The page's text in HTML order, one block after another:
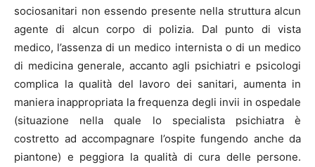
sociosanitari non essendo presente nella struttura alcun
agente di alcun corpo di polizia. Dal punto di vista
medico, l’assenza di un medico internista o di un medico
di medicina generale, accanto agli psichiatri e psicologi
complica la qualità del lavoro dei sanitari, aumenta in
maniera inappropriata la frequenza degli invii in ospedale
(situazione nella quale lo specialista psichiatra è
costretto ad accompagnare l’ospite fungendo anche da
piantone) e peggiora la qualità di cura delle persone.